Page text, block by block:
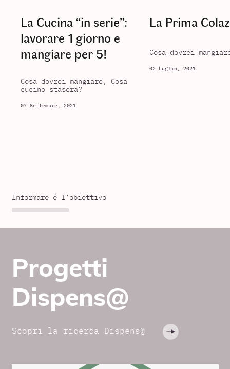
La Cucina “in serie”:
lavorare 1 giorno e
mangiare per 5!
Cosa dovrei mangiare, Cosa
cucino stasera?
07 Settembre, 2021
La Prima
Cosa dovrei
02 Luglio, 2021
Informare é l’obiettivo
Progetti
Dispens@
Scopri la ricerca Dispens@